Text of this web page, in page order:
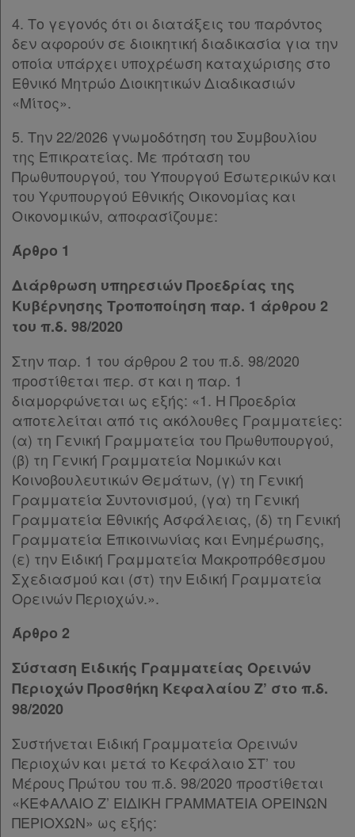
4. Το γεγονός ότι οι διατάξεις του παρόντος
δεν αφορούν σε διοικητική διαδικασία για την
οποία υπάρχει υποχρέωση καταχώρισης στο
Εθνικό Μητρώο Διοικητικών Διαδικασιών
«Μίτος».
5. Την 22/2026 γνωμοδότηση του Συμβουλίου
της Επικρατείας. Με πρόταση του
Πρωθυπουργού, του Υπουργού Εσωτερικών και
του Υφυπουργού Εθνικής Οικονομίας και
Οικονομικών, αποφασίζουμε:
Άρθρο 1
Διάρθρωση υπηρεσιών Προεδρίας της
Κυβέρνησης Τροποποίηση παρ. 1 άρθρου 2
του π.δ. 98/2020
Στην παρ. 1 του άρθρου 2 του π.δ. 98/2020
προστίθεται περ. στ και η παρ. 1
διαμορφώνεται ως εξής: «1. Η Προεδρία
αποτελείται από τις ακόλουθες Γραμματείες:
(α) τη Γενική Γραμματεία του Πρωθυπουργού,
(β) τη Γενική Γραμματεία Νομικών και
Κοινοβουλευτικών Θεμάτων, (γ) τη Γενική
Γραμματεία Συντονισμού, (γα) τη Γενική
Γραμματεία Εθνικής Ασφάλειας, (δ) τη Γενική
Γραμματεία Επικοινωνίας και Ενημέρωσης,
(ε) την Ειδική Γραμματεία Μακροπρόθεσμου
Σχεδιασμού και (στ) την Ειδική Γραμματεία
Ορεινών Περιοχών.».
Άρθρο 2
Σύσταση Ειδικής Γραμματείας Ορεινών
Περιοχών Προσθήκη Κεφαλαίου Ζ’ στο π.δ.
98/2020
Συστήνεται Ειδική Γραμματεία Ορεινών
Περιοχών και μετά το Kεφάλαιο ΣΤ’ του
Μέρους Πρώτου του π.δ. 98/2020 προστίθεται
«ΚΕΦΑΛΑΙΟ Ζ’ ΕΙΔΙΚΗ ΓΡΑΜΜΑΤΕΙΑ ΟΡΕΙΝΩΝ
ΠΕΡΙΟΧΩΝ» ως εξής: